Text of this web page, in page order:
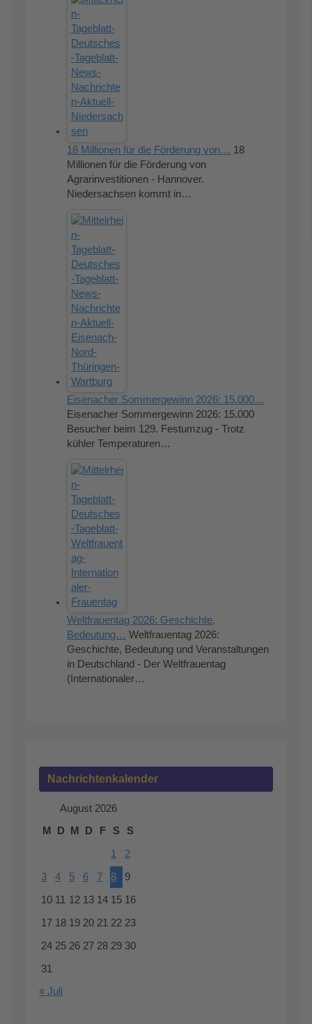
18 Millionen für die Förderung von… 18
Millionen für die Förderung von
Agrarinvestitionen - Hannover.
Niedersachsen kommt in…
Eisenacher Sommergewinn 2026: 15.000…
Eisenacher Sommergewinn 2026: 15.000
Besucher beim 129. Festumzug - Trotz
kühler Temperaturen…
Weltfrauentag 2026: Geschichte,
Bedeutung… Weltfrauentag 2026:
Geschichte, Bedeutung und Veranstaltungen
in Deutschland - Der Weltfrauentag
(Internationaler…
Nachrichtenkalender
August 2026
M
D M D F S S
1 2
3 4 5 6 7 8 9
10 11 12 13 14 15 16
17 18 19 20 21 22 23
24 25 26 27 28 29 30
31
« Juli